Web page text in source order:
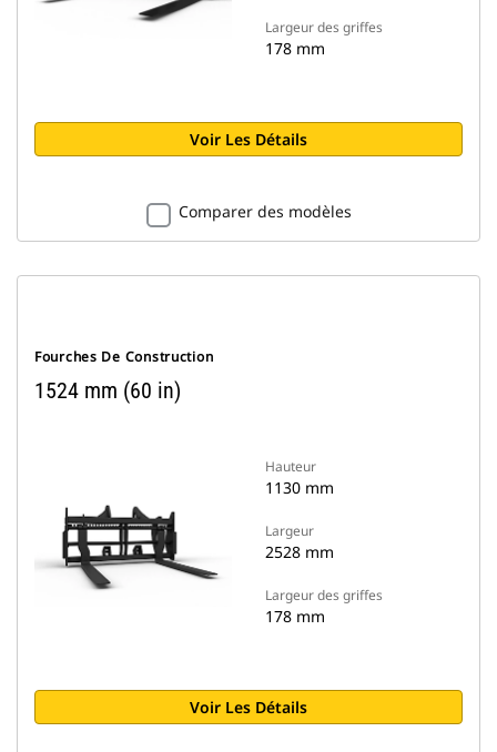
Largeur des griffes
178 mm
Voir Les Détails
Comparer des modèles
Fourches De Construction
1524 mm (60 in)
Hauteur
1130 mm
Largeur
2528 mm
Largeur des griffes
178 mm
Voir Les Détails